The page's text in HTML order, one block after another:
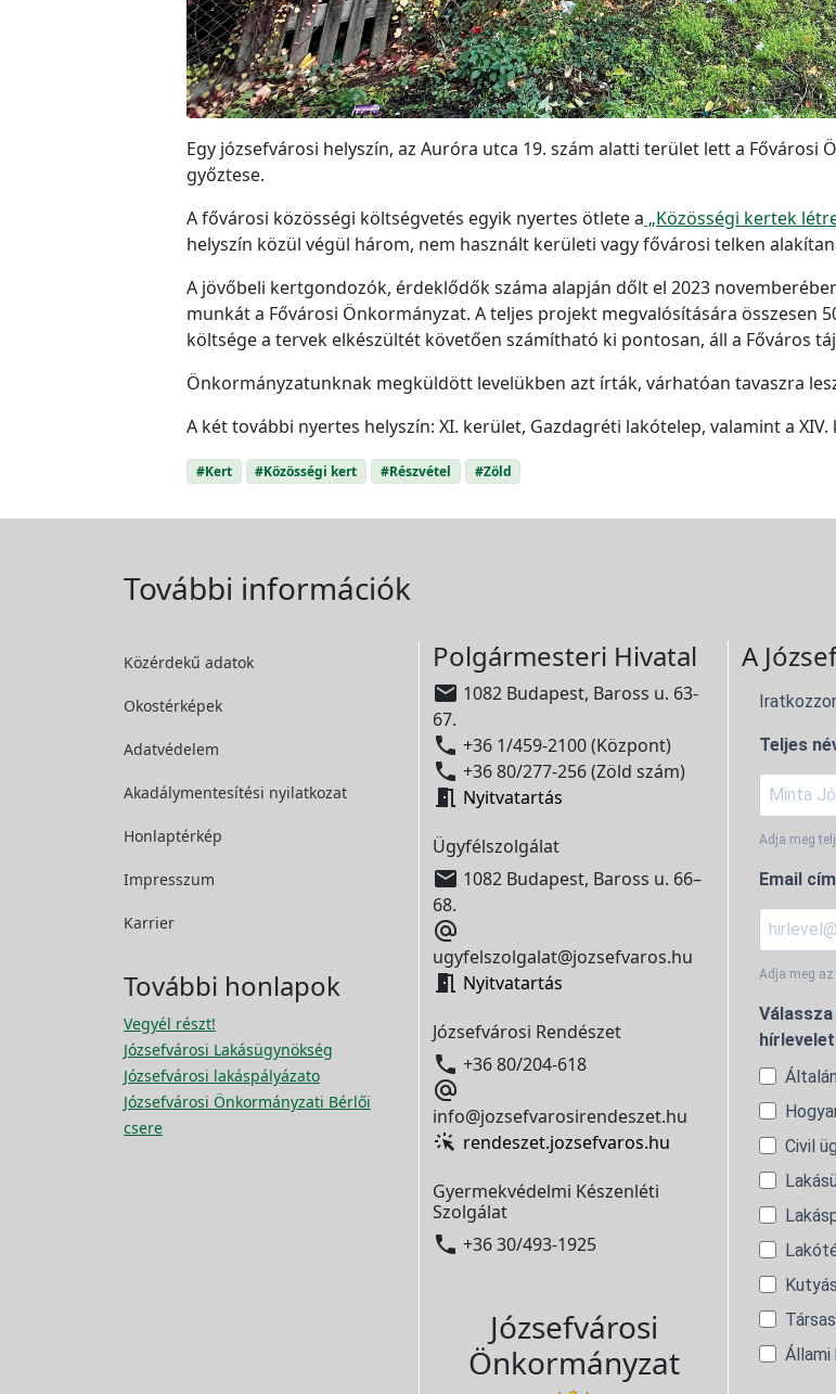
Egy józsefvárosi helyszín, az Auróra utca 19. szám alatti terület lett a
győztese.
A fővárosi közösségi költségvetés egyik nyertes ötlete a „Közösségi kertek
helyszín közül végül három, nem használt kerületi vagy fővárosi telken
A jövőbeli kertgondozók, érdeklődők száma alapján dőlt el 2023
munkát a Fővárosi Önkormányzat. A teljes projekt megvalósítására összesen
költsége a tervek elkészültét követően számítható ki pontosan, áll a Főváros
Önkormányzatunknak megküldött levelükben azt írták, várhatóan tavaszra
A két további nyertes helyszín: XI. kerület, Gazdagréti lakótelep, valamint a
#Kert #Közösségi kert #Részvétel #Zöld
További információk
Közérdekű adatok
Okostérképek
Adatvédelem
Akadálymentesítési nyilatkozat
Honlaptérkép
Impresszum
Karrier
További honlapok
Vegyél részt!
Józsefvárosi Lakásügynökség
Józsefvárosi lakáspályázato
Józsefvárosi Önkormányzati Bérlői
csere
Polgármesteri Hivatal
 1082 Budapest, Baross u. 63-
67.
 +36 1/459-2100 (Központ)
 +36 80/277-256 (Zöld szám)
 Nyitvatartás
Ügyfélszolgálat
 1082 Budapest, Baross u. 66–
68.

ugyfelszolgalat@jozsefvaros.hu
 Nyitvatartás
Józsefvárosi Rendészet
 +36 80/204-618

info@jozsefvarosirendeszet.hu
rendeszet.jozsefvaros.hu
Gyermekvédelmi Készenléti
Szolgálat
 +36 30/493-1925
Józsefvárosi
Önkormányzat
A
Teljes
Adja meg
Email
Adja meg
Civil